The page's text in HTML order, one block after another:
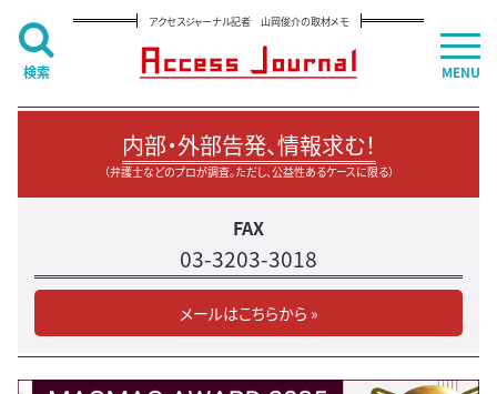
アクセスジャーナル記者 山岡俊介の取材メモ
内部・外部告発、情報求む！
（弁護士などのプロが調査。ただし、公益性あるケースに限る）
FAX
03-3203-3018
メールはこちらから »
MENU
検索